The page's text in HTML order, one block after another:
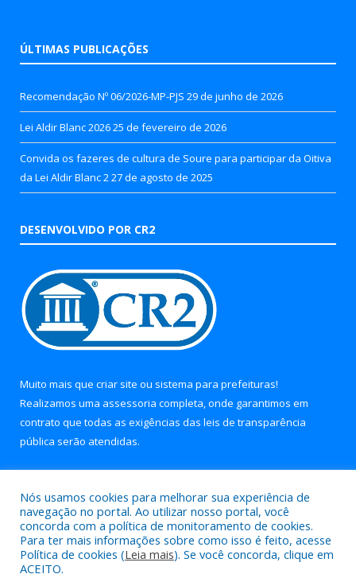
ÚLTIMAS PUBLICAÇÕES
Recomendação Nº 06/2026-MP-PJS 29 de junho de 2026
Lei Aldir Blanc 202625 de fevereiro de 2026
Convida os fazeres de cultura de Soure para participar da Oitiva
da Lei Aldir Blanc 2 27 de agosto de 2025
DESENVOLVIDO POR CR2
Muito mais que criar site ou sistema para prefeituras!
Realizamos uma assessoria completa, onde garantimos em
contrato que todas as exigências das leis de transparência
pública serão atendidas.
Todos os direitos reservados a Prefeitura Municipal de Soure.
Nós usamos cookies para melhorar sua experiência de
navegação no portal. Ao utilizar nosso portal, você
concorda com a política de monitoramento de cookies.
Para ter mais informações sobre como isso é feito, acesse
Política de cookies (Leia mais). Se você concorda, clique em
ACEITO.